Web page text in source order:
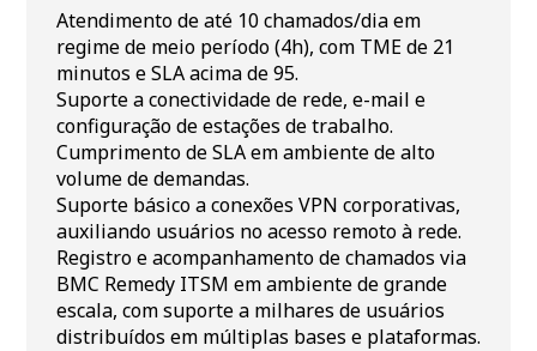
Atendimento de até 10 chamados/dia em
regime de meio período (4h), com TME de 21
minutos e SLA acima de 95.
Suporte a conectividade de rede, e-mail e
configuração de estações de trabalho.
Cumprimento de SLA em ambiente de alto
volume de demandas.
Suporte básico a conexões VPN corporativas,
auxiliando usuários no acesso remoto à rede.
Registro e acompanhamento de chamados via
BMC Remedy ITSM em ambiente de grande
escala, com suporte a milhares de usuários
distribuídos em múltiplas bases e plataformas.